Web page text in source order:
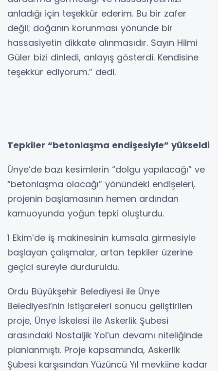
anladığı için teşekkür ederim. Bu bir zafer
değil; doğanın korunması yönünde bir
hassasiyetin dikkate alınmasıdır. Sayın Hilmi
Güler bizi dinledi, anlayış gösterdi. Kendisine
teşekkür ediyorum.” dedi.
Tepkiler “betonlaşma endişesiyle” yükseldi
Ünye’de bazı kesimlerin “dolgu yapılacağı” ve
“betonlaşma olacağı” yönündeki endişeleri,
projenin başlamasının hemen ardından
kamuoyunda yoğun tepki oluşturdu.
1 Ekim’de iş makinesinin kumsala girmesiyle
başlayan çalışmalar, artan tepkiler üzerine
geçici süreyle durduruldu.
Ordu Büyükşehir Belediyesi ile Ünye
Belediyesi’nin istişareleri sonucu geliştirilen
proje, Ünye İskelesi ile Askerlik Şubesi
arasındaki Nostaljik Yol’un devamı niteliğinde
planlanmıştı. Proje kapsamında, Askerlik
Şubesi karşısından Yüzüncü Yıl mevkiine kadar